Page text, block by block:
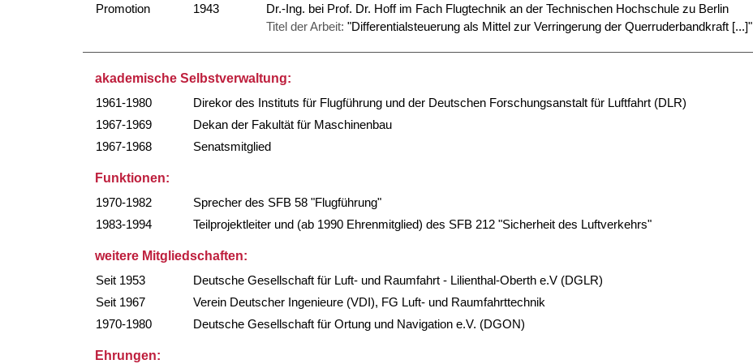
Promotion
1943
Dr.-Ing. bei Prof. Dr. Hoff im Fach Flugtechnik an der Technischen Hochschule zu Berlin
Titel der Arbeit: "Differentialsteuerung als Mittel zur Verringerung der Querruderbandkraft [...]"
akademische Selbstverwaltung:
1961-1980
Direkor des Instituts für Flugführung und der Deutschen Forschungsanstalt für Luftfahrt (DLR)
1967-1969
Dekan der Fakultät für Maschinenbau
1967-1968
Senatsmitglied
Funktionen:
1970-1982
Sprecher des SFB 58 "Flugführung"
1983-1994
Teilprojektleiter und (ab 1990 Ehrenmitglied) des SFB 212 "Sicherheit des Luftverkehrs"
weitere Mitgliedschaften:
Seit 1953
Deutsche Gesellschaft für Luft- und Raumfahrt - Lilienthal-Oberth e.V (DGLR)
Seit 1967
Verein Deutscher Ingenieure (VDI), FG Luft- und Raumfahrttechnik
1970-1980
Deutsche Gesellschaft für Ortung und Navigation e.V. (DGON)
Ehrungen: